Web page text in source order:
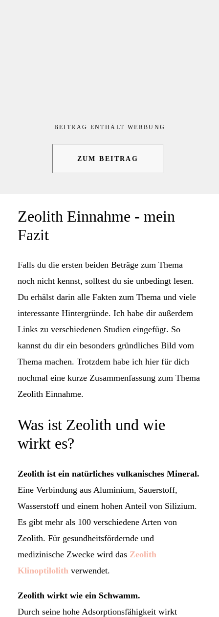
BEITRAG ENTHÄLT WERBUNG
ZUM BEITRAG
Zeolith Einnahme - mein
Fazit
Falls du die ersten beiden Beträge zum Thema
noch nicht kennst, solltest du sie unbedingt lesen.
Du erhälst darin alle Fakten zum Thema und viele
interessante Hintergründe. Ich habe dir außerdem
Links zu verschiedenen Studien eingefügt. So
kannst du dir ein besonders gründliches Bild vom
Thema machen. Trotzdem habe ich hier für dich
nochmal eine kurze Zusammenfassung zum Thema
Zeolith Einnahme.
Was ist Zeolith und wie
wirkt es?
Zeolith ist ein natürliches vulkanisches Mineral.
Eine Verbindung aus Aluminium, Sauerstoff,
Wasserstoff und einem hohen Anteil von Silizium.
Es gibt mehr als 100 verschiedene Arten von
Zeolith. Für gesundheitsfördernde und
medizinische Zwecke wird das Zeolith
Klinoptilolith verwendet.
Zeolith wirkt wie ein Schwamm.
Durch seine hohe Adsorptionsfähigkeit wirkt